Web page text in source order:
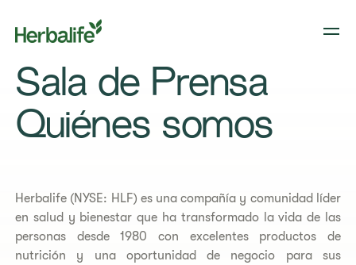
Sala de Prensa
​Quiénes somos​
Herbalife (NYSE: HLF) es una compañía y comunidad líder
en salud y bienestar que ha transformado la vida de las
personas desde 1980 con excelentes productos de
nutrición y una oportunidad de negocio para sus